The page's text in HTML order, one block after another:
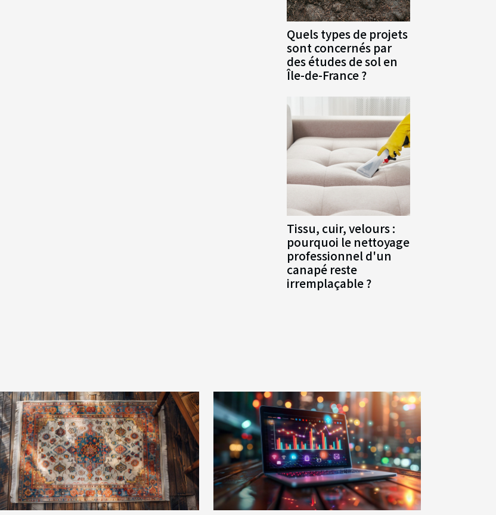
Quels types de projets
sont concernés par
des études de sol en
Île-de-France ?
Tissu, cuir, velours :
pourquoi le nettoyage
professionnel d'un
canapé reste
irremplaçable ?